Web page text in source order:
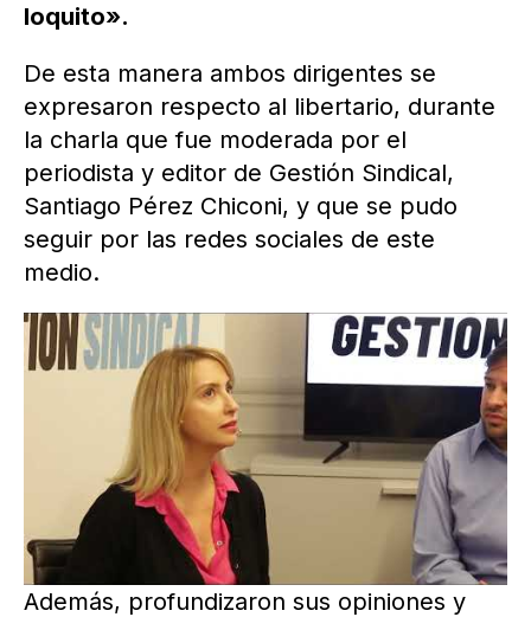
loquito».
De esta manera ambos dirigentes se
expresaron respecto al libertario, durante
la charla que fue moderada por el
periodista y editor de Gestión Sindical,
Santiago Pérez Chiconi, y que se pudo
seguir por las redes sociales de este
medio.
Además, profundizaron sus opiniones y